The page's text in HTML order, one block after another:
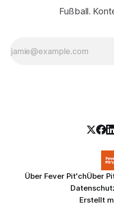
Fußball.
Über Fever Pit'chÜber
Erstellt